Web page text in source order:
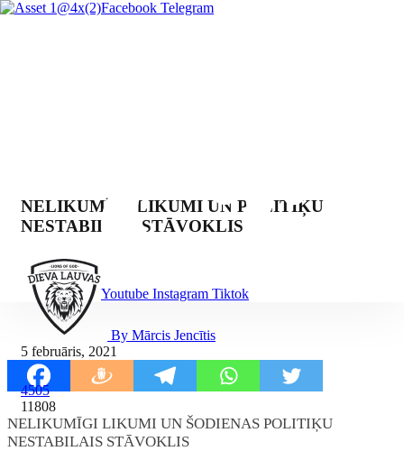
Facebook Telegram
Youtube Instagram Tiktok
NELIKUMĪGI LIKUMI UN POLITIĶU
NESTABILAIS STĀVOKLIS
By Mārcis Jencītis
5 februāris, 2021
4505
11808
NELIKUMĪGI LIKUMI UN ŠODIENAS POLITIĶU
NESTABILAIS STĀVOKLIS